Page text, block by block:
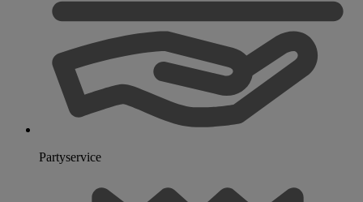
Partyservice